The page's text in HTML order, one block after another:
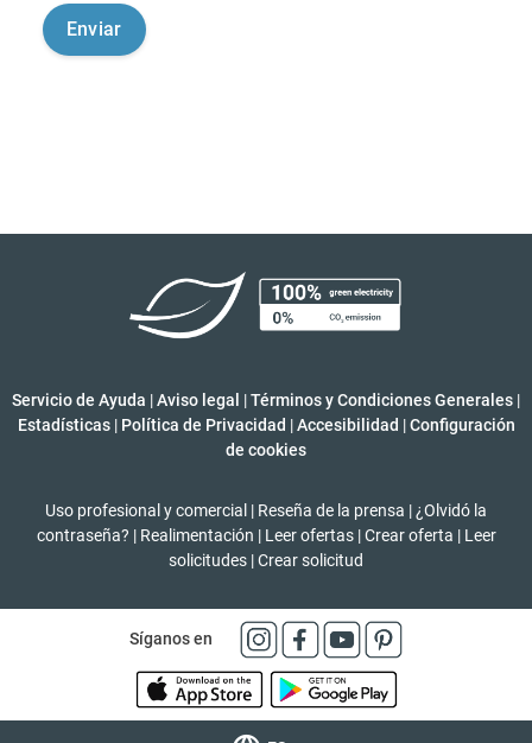
Servicio de Ayuda |Aviso legal |Términos y Condiciones Generales |
Estadísticas | Política de Privacidad | Accesibilidad | Configuración
de cookies
Uso profesional y comercial | Reseña de la prensa | ¿Olvidó la
contraseña? | Realimentación | Leer ofertas | Crear oferta | Leer
solicitudes |Crear solicitud
Síganos en